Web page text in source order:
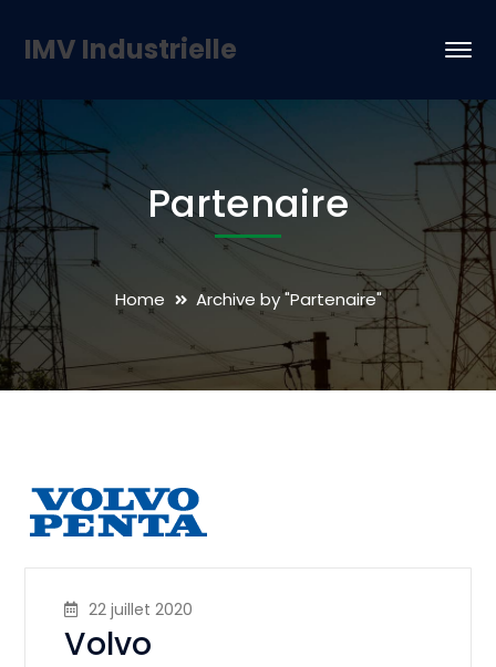
IMV Industrielle
Partenaire
Home Archive by "Partenaire"
22 juillet 2020
Volvo